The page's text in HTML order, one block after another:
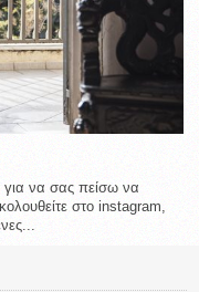
για να σας πείσω να
στο instagram,